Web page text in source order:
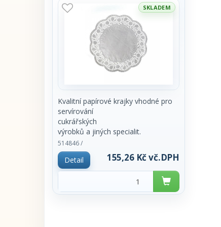
SKLADEM
Kvalitní papírové krajky vhodné pro
servírování
cukrářských
výrobků a jiných specialit.
Z hygienických důvodů prodej pouze
po celém balení
100ks.
514846 /
Detail 155,26 Kč vč.DPH